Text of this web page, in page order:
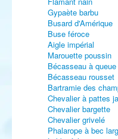
Gypaète barbu
Busard d'Amérique
Buse féroce
Aigle impérial
Marouette poussin
Bécasseau à
Bécasseau rousset
Bartramie des
Chevalier à pattes
Chevalier bargette
Chevalier grivelé
Phalarope à bec